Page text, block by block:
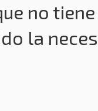
no
la